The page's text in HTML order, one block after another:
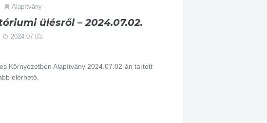
Alapítvány
ülésről – 2024.07.02.
2024.07.03.
Környezetben Alapítvány 2024.07.02-án tartott
elérhető.